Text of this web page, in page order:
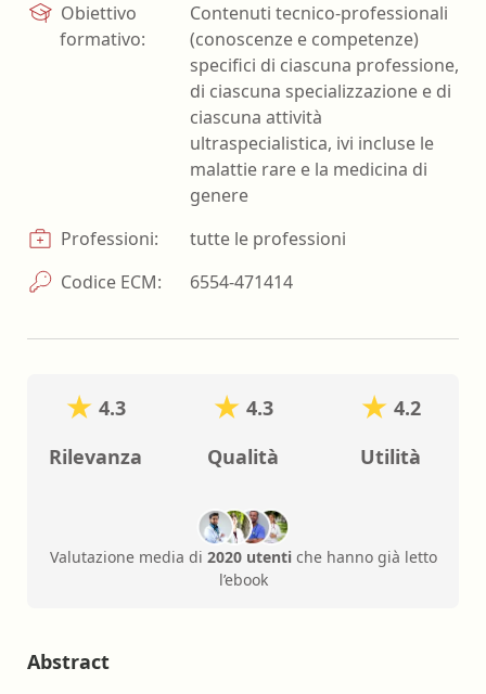
Obiettivo
formativo:
Contenuti tecnico-professionali
(conoscenze e competenze)
specifici di ciascuna professione,
di ciascuna specializzazione e di
ciascuna attività
ultraspecialistica, ivi incluse le
malattie rare e la medicina di
genere
Professioni:
tutte le professioni
Codice ECM:
6554-471414
4.3
Rilevanza
4.3
Qualità
4.2
Utilità
Valutazione media di 2020 utentiche hanno già letto
l’ebook
Abstract